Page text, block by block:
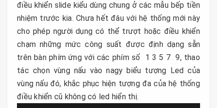
điều khiển slide kiểu dùng chung ở các mẫu bếp tiền
nhiệm trước kia. Chưa hết đâu với hệ thống mới này
cho phép người dụng có thể trượt hoặc điều khiển
chạm những mức công suất được định dạng sẵn
trên bàn phím ứng với các phím số 1 3 5 7 9, thao
tác chọn vùng nấu vào nagy biểu tượng Led của
vùng nấu đó, khắc phục hiện tượng đa của hệ thống
điều khiển cũ không có led hiển thị.